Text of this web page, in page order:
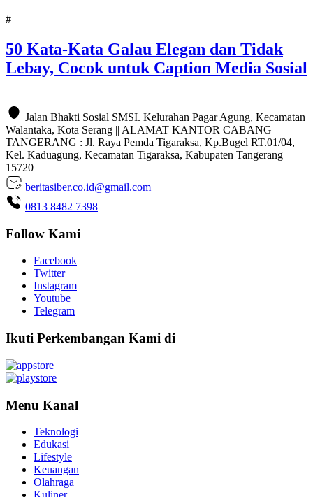
#
50 Kata-Kata Galau Elegan dan Tidak
Lebay, Cocok untuk Caption Media Sosial
Jalan Bhakti Sosial SMSI. Kelurahan Pagar Agung, Kecamatan
Walantaka, Kota Serang || ALAMAT KANTOR CABANG
TANGERANG : Jl. Raya Pemda Tigaraksa, Kp.Bugel RT.01/04,
Kel. Kaduagung, Kecamatan Tigaraksa, Kabupaten Tangerang
15720
beritasiber.co.id@gmail.com
0813 8482 7398
Follow Kami
Facebook
Twitter
Instagram
Youtube
Telegram
Ikuti Perkembangan Kami di
Menu Kanal
Teknologi
Edukasi
Lifestyle
Keuangan
Olahraga